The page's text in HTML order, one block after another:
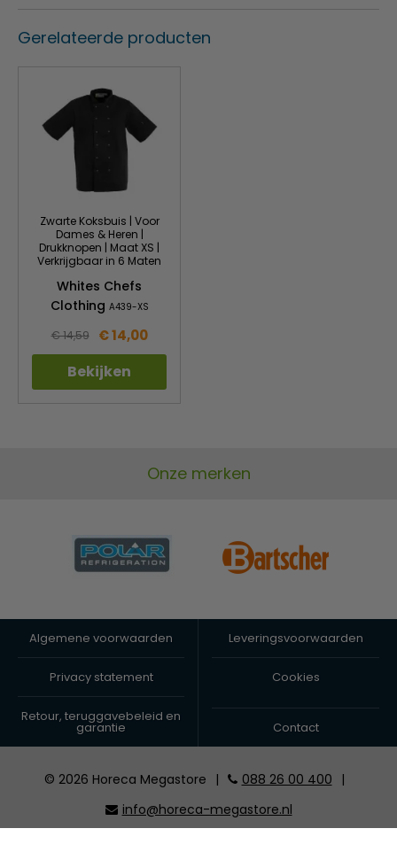
Gerelateerde producten
Zwarte Koksbuis | Voor
Dames & Heren |
Drukknopen | Maat XS |
Verkrijgbaar in 6 Maten
Whites Chefs
Clothing A439-XS
€ 14,59 € 14,00
Bekijken
Onze merken
Algemene voorwaarden Leveringsvoorwaarden
Privacy statement Cookies
Retour, teruggavebeleid en
garantie Contact
© 2026 Horeca Megastore | 088 26 00 400
|
info@horeca-megastore.nl